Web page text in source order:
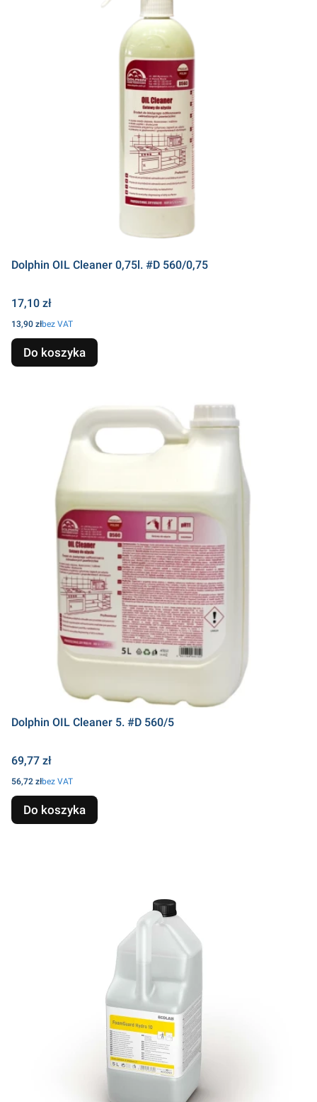
Dolphin OIL Cleaner 0,75l. #D 560/0,75
Cena
17,10 zł
Cena
13,90 złbez VAT
Do koszyka
Dolphin OIL Cleaner 5. #D 560/5
Cena
69,77 zł
Cena
56,72 złbez VAT
Do koszyka